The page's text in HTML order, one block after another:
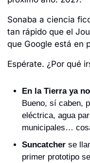
Sonaba a ciencia
tan rápido que el
que Google está en
Espérate. ¿Por qué
En la Tierra ya
Bueno, sí caben,
eléctrica, agua
Suncatcher se
primer prototipo